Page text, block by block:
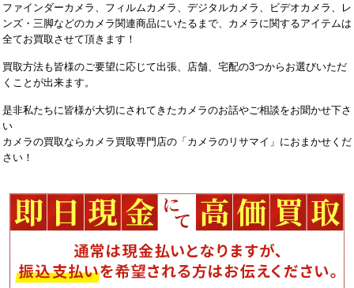
ファインダーカメラ、フィルムカメラ、デジタルカメラ、ビデオカメラ、レ
ンズ・三脚などのカメラ関連商品にいたるまで、カメラに関するアイテムは
全てお買取させて頂きます！
買取方法も皆様のご要望に応じて出張、店舗、宅配の3つからお選びいただ
くことが出来ます。
是非私たちに皆様が大切にされてきたカメラのお話やご相談をお聞かせ下さ
い
カメラの買取ならカメラ買取専門店の「カメラのリサマイ」におまかせくだ
さい！